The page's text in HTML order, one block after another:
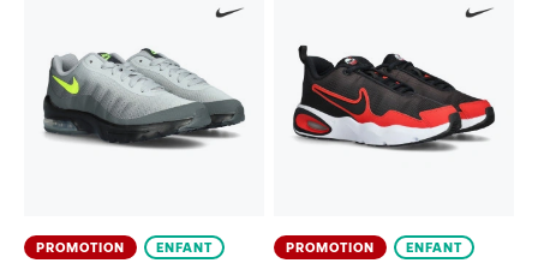
PROMOTION ENFANT PROMOTION ENFANT